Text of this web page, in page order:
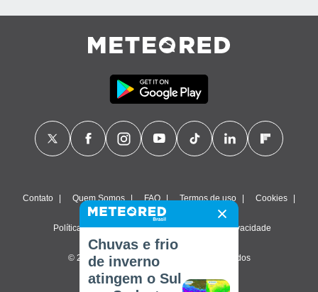
Contato Quem Somos FAQ Termos de uso Cookies
Política de privacidade Configurações de privacidade
© 2026 Meteored. Todos os direitos reservados
Chuvas e frio
de inverno
atingem o Sul